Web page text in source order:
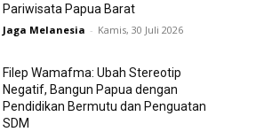
Pariwisata Papua Barat
Jaga Melanesia - Kamis, 30 Juli 2026
Filep Wamafma: Ubah Stereotip
Negatif, Bangun Papua dengan
Pendidikan Bermutu dan Penguatan
SDM